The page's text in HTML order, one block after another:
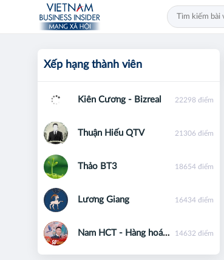
Xếp hạng thành viên
Kiên Cương - Bizreal 22298 điểm
Thuận Hiếu QTV 21306 điểm
Thảo BT3 18654 điểm
Lương Giang 16434 điểm
Nam HCT - Hàng hoá phái sinh - 0867091553 14632 điểm